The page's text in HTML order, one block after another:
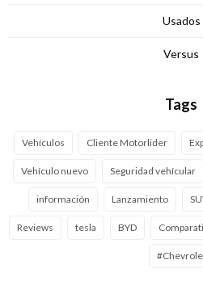
Usados
Versus
Tags
Vehículos Cliente Motorlider
Vehículo nuevo Seguridad vehícular
información Lanzamiento
Reviews tesla BYD